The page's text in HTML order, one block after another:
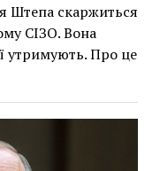
Штепа скаржиться
СІЗО. Вона
утримують. Про це